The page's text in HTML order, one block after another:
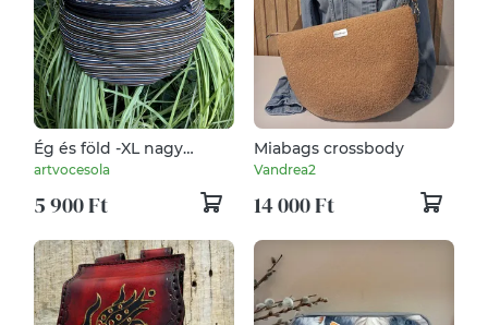
Ég és föld -XL nagy
Övtáska
artvocesola
5 900 Ft
Miabags crossbody
Vandrea2
14 000 Ft